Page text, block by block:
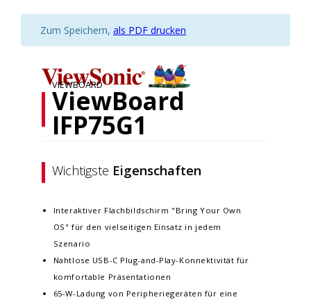
Zum Speichern, als PDF drucken
VIEWBOARD
ViewBoard
IFP75G1
Wichtigste Eigenschaften
Interaktiver Flachbildschirm "Bring Your Own
OS" für den vielseitigen Einsatz in jedem
Szenario
Nahtlose USB-C Plug-and-Play-Konnektivität für
komfortable Präsentationen
65-W-Ladung von Peripheriegeräten für eine